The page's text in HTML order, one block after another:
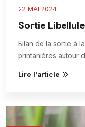
22 MAI 2024
Sortie
Bilan de la sortie à
printanières autour
Lire l'article